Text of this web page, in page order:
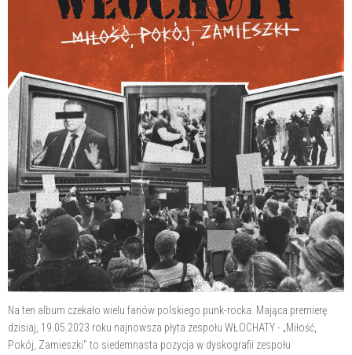
Na ten album czekało wielu fanów polskiego punk-rocka. Mająca premierę
dzisiaj, 19.05.2023 roku najnowsza płyta zespołu WŁOCHATY - „Miłość,
Pokój, Zamieszki" to siedemnasta pozycja w dyskografii zespołu